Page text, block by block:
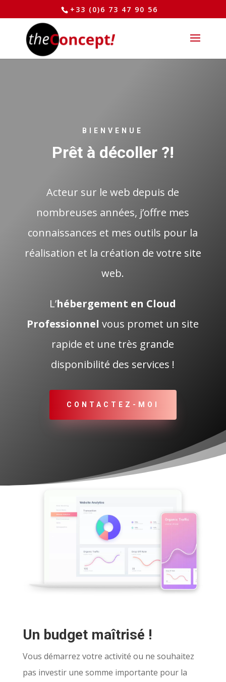
+33 (0)6 73 47 90 56
BIENVENUE
Prêt à décoller ?!
Acteur sur le web depuis de
nombreuses années, j’offre mes
connaissances et mes outils pour la
réalisation et la création de votre site
web.
L’hébergement en Cloud
Professionnel vous promet un site
rapide et une très grande
disponibilité des services !
CONTACTEZ-MOI
Un budget maîtrisé !
Vous démarrez votre activité ou ne souhaitez
pas investir une somme importante pour la